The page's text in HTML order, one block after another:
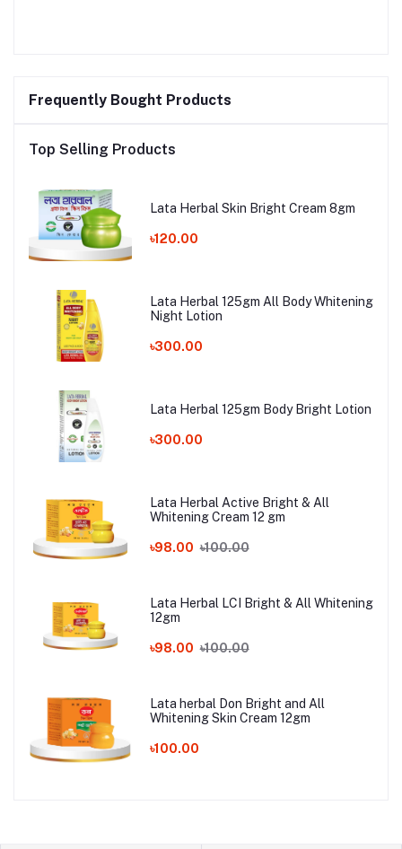
Frequently Bought Products
Top Selling Products
Lata Herbal Skin Bright Cream 8gm
৳120.00
Lata Herbal 125gm All Body Whitening
Night Lotion
৳300.00
Lata Herbal 125gm Body Bright Lotion
৳300.00
Lata Herbal Active Bright & All
Whitening Cream 12 gm
৳98.00 ৳100.00
Lata Herbal LCI Bright & All Whitening
12gm
৳98.00 ৳100.00
Lata herbal Don Bright and All
Whitening Skin Cream 12gm
৳100.00